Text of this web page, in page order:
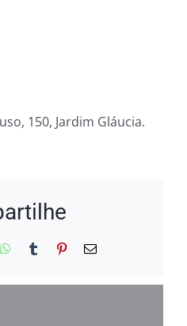
150, Jardim Gláucia.
WhatsApp
Tumblr Pinterest
E-